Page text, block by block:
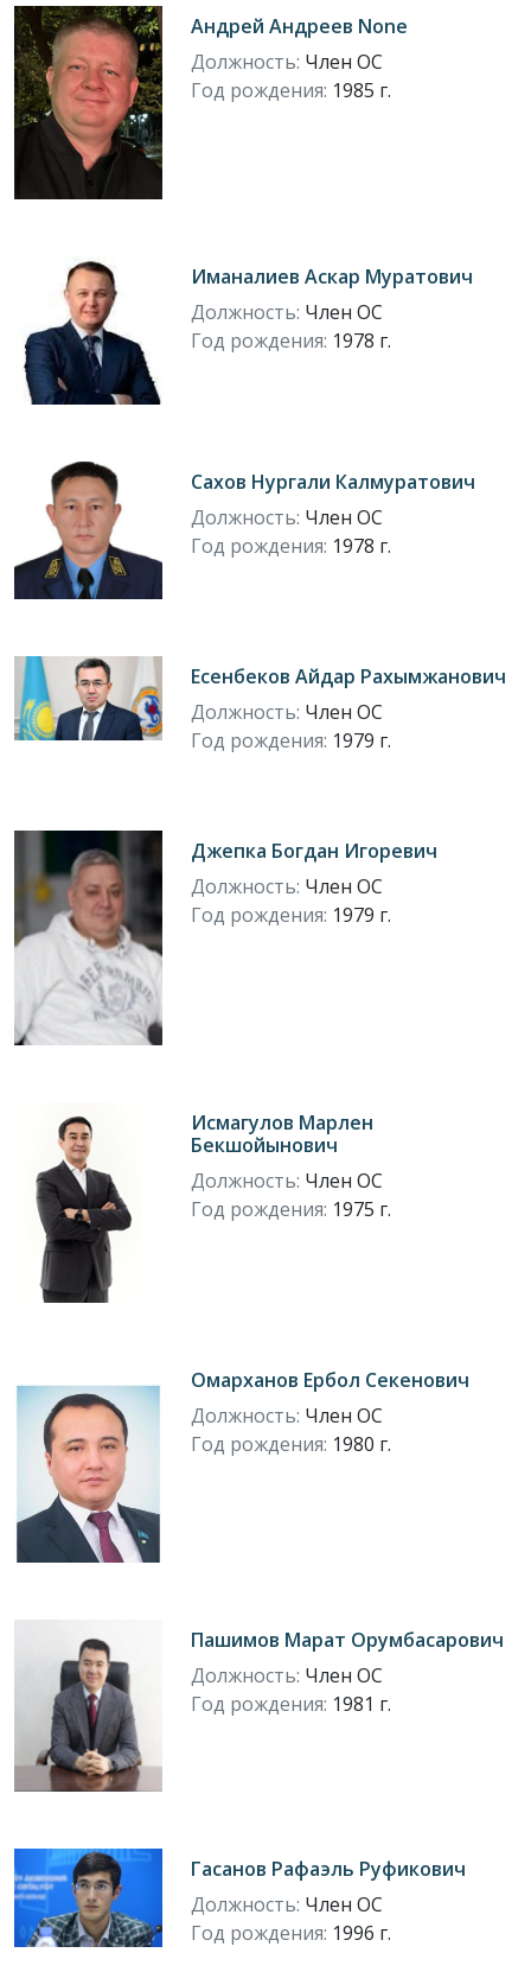
Андрей Андреев None
Должность: Член ОС
Год рождения: 1985 г.
Иманалиев Аскар Муратович
Должность: Член ОС
Год рождения: 1978 г.
Сахов Нургали Калмуратович
Должность: Член ОС
Год рождения: 1978 г.
Есенбеков Айдар Рахымжанович
Должность: Член ОС
Год рождения: 1979 г.
Джепка Богдан Игоревич
Должность: Член ОС
Год рождения: 1979 г.
Исмагулов Марлен
Бекшойынович
Должность: Член ОС
Год рождения: 1975 г.
Омарханов Ербол Секенович
Должность: Член ОС
Год рождения: 1980 г.
Пашимов Марат Орумбасарович
Должность: Член ОС
Год рождения: 1981 г.
Гасанов Рафаэль Руфикович
Должность: Член ОС
Год рождения: 1996 г.